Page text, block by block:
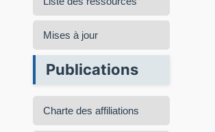
Mises à jour
Publications
Charte des affiliations